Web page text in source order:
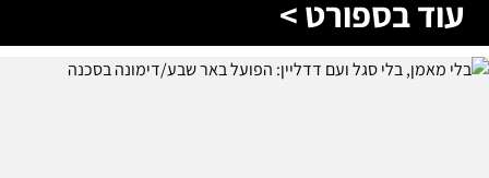
עוד בספורט >